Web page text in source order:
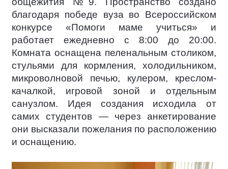
благодаря победе вуза во Всероссийском
конкурсе «Помоги маме учиться» и
работает ежедневно с 8:00 до 20:00.
Комната оснащена пеленальным столиком,
стульями для кормления, холодильником,
микроволновой печью, кулером, креслом-
качалкой, игровой зоной и отдельным
санузлом. Идея создания исходила от
самих студентов — через анкетирование
они высказали пожелания по расположению
и оснащению.